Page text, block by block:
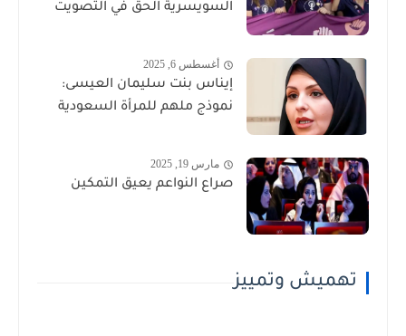
السويسرية الحق في التصويت
أغسطس 6, 2025
إيناس بنت سليمان العيسى:
نموذج ملهم للمرأة السعودية
مارس 19, 2025
صراع النواعم يعيق التمكين
تهميش وتمييز